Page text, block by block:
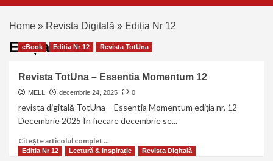
Home » Revista Digitală » Ediția Nr 12
Ediția Nr 12
eBook Ediția Nr 12 Revista TotUna
Revista TotUna – Essentia Momentum 12
MELL decembrie 24, 2025 0
revista digitală TotUna – Essentia Momentum ediția nr. 12
Decembrie 2025 În fiecare decembrie se...
Citește articolul complet ...
Ediția Nr 12 Lectură & Inspirație Revista Digitală